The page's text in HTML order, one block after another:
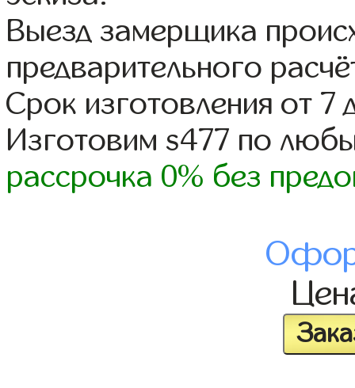
Выезд замерщика
предварительного
Срок изготовления от 7
Изготовим s477 по
рассрочка 0% без